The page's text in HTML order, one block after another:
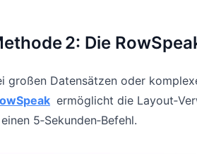
2: Die
großen Datensätzen oder
ermöglicht die
5‑Sekunden‑Befehl.